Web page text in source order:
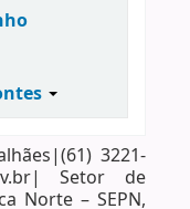
3221-
Setor de
Norte – SEPN,